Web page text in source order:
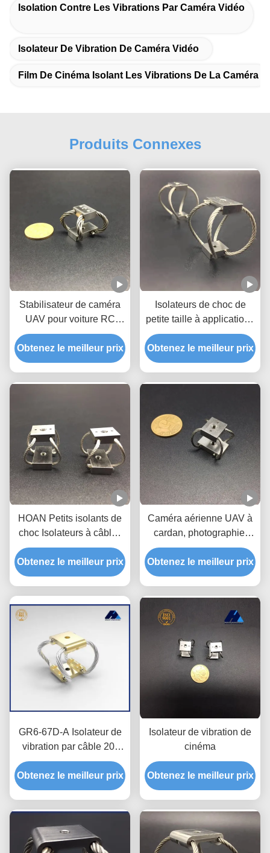
Isolation Contre Les Vibrations Par Caméra Vidéo
Isolateur De Vibration De Caméra Vidéo
Film De Cinéma Isolant Les Vibrations De La Caméra
Produits Connexes
Stabilisateur de caméra
UAV pour voiture RC
GR3 Protection contre les
chocs
Obtenez le meilleur prix
Isolateurs de choc de
petite taille à applications
multiples
Obtenez le meilleur prix
HOAN Petits isolants de
choc Isolateurs à câbles
pour l'amortissement des
vibrations
Obtenez le meilleur prix
Caméra aérienne UAV à
cardan, photographie,
Drone, tournage, isolation
des chocs et des
vibrations, série GR1,
Obtenez le meilleur prix
GR6-67D-A Isolateur de
vibration par câble 20-
47N Isolation à 90% de
charge
Obtenez le meilleur prix
Isolateur de vibration de
cinéma
Obtenez le meilleur prix